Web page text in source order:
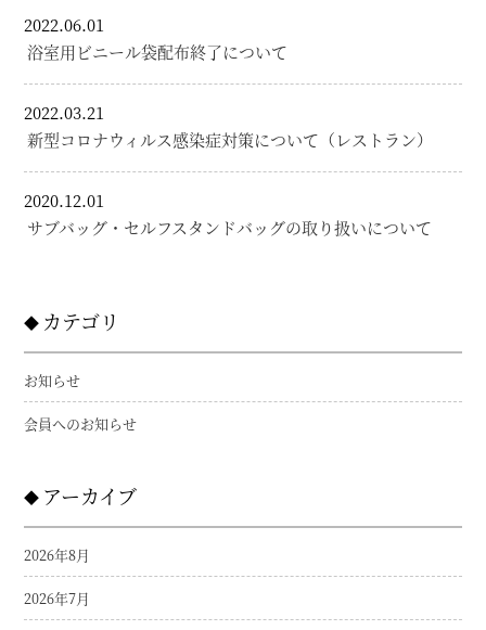
2022.06.01
浴室用ビニール袋配布終了について
2022.03.21
新型コロナウィルス感染症対策について（レストラン）
2020.12.01
サブバッグ・セルフスタンドバッグの取り扱いについて
カテゴリ
お知らせ
会員へのお知らせ
アーカイブ
2026年8月
2026年7月